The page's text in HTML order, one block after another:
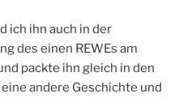
ich ihn auch in der
des einen REWEs am
packte ihn gleich in den
andere Geschichte und